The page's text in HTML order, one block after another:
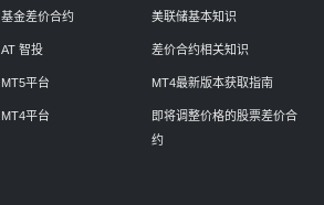
基金差价合约
AT 智投
MT5平台
MT4平台
美联储基本知识
差价合约相关知识
MT4最新版本获取指南
即将调整价格的股票差价合
约